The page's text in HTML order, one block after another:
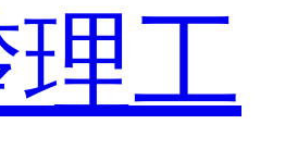
工